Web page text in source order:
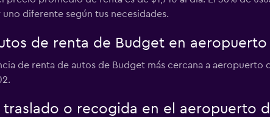
diferente según tus necesidades.
de renta de Budget en aeropuerto
de renta de autos de Budget más cercana a aeropuerto
o recogida en el aeropuerto